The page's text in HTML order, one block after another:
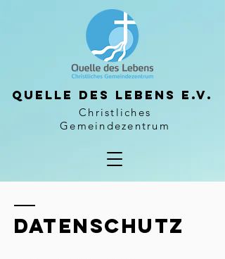
Quelle des Lebens e.V.
Christliches
Gemeindezentrum
DATENSCHUTZ